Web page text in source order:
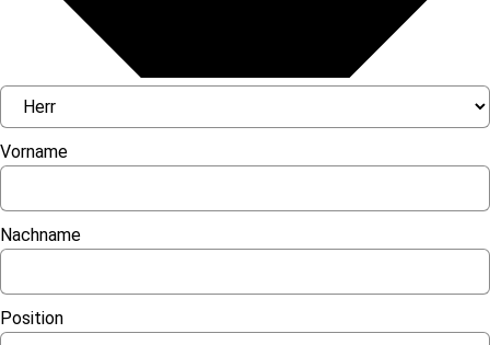
Vorname
Nachname
Position